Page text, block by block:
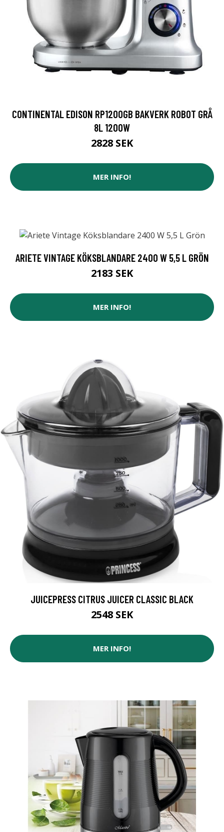
CONTINENTAL EDISON RP1200GB BAKVERK ROBOT GRÅ
8L 1200W
2828 SEK
MER INFO!
ARIETE VINTAGE KÖKSBLANDARE 2400 W 5,5 L GRÖN
2183 SEK
MER INFO!
JUICEPRESS CITRUS JUICER CLASSIC BLACK
2548 SEK
MER INFO!